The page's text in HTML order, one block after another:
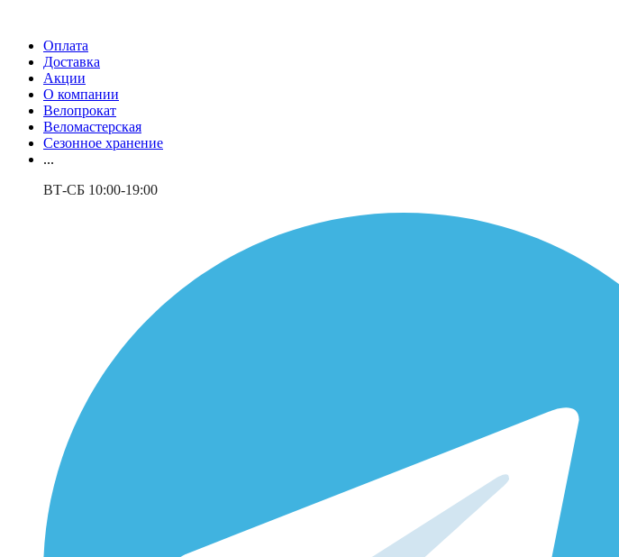
Оплата
Доставка
Акции
О компании
Велопрокат
Веломастерская
Сезонное хранение
...
ВТ-СБ 10:00-19:00